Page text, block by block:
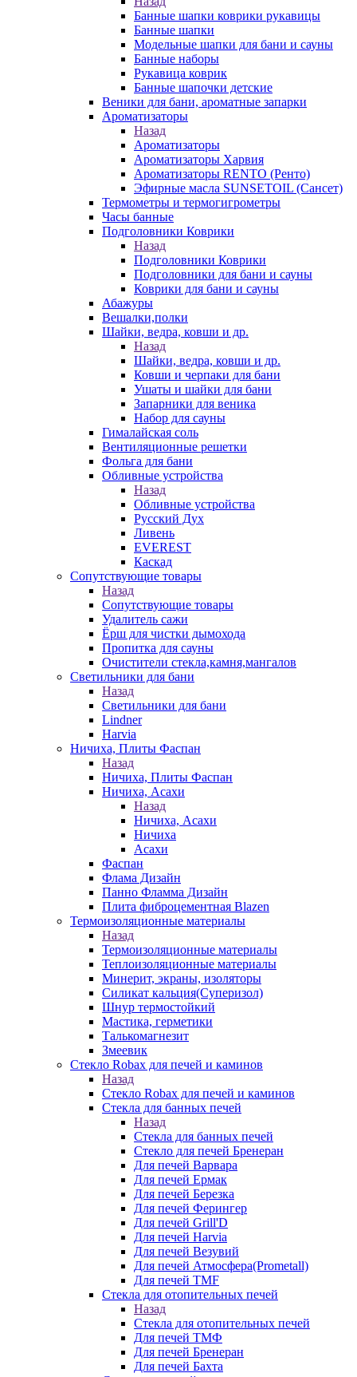
Банные шапки коврики рукавицы
Банные шапки
Модельные шапки для бани и сауны
Банные наборы
Рукавица коврик
Банные шапочки детские
Веники для бани, ароматные запарки
Ароматизаторы
Назад
Ароматизаторы
Ароматизаторы Харвия
Ароматизаторы RENTO (Ренто)
Эфирные масла SUNSETOIL (Сансет)
Термометры и термогигрометры
Часы банные
Подголовники Коврики
Назад
Подголовники Коврики
Подголовники для бани и сауны
Коврики для бани и сауны
Абажуры
Вешалки,полки
Шайки, ведра, ковши и др.
Назад
Шайки, ведра, ковши и др.
Ковши и черпаки для бани
Ушаты и шайки для бани
Запарники для веника
Набор для сауны
Гималайская соль
Вентиляционные решетки
Фольга для бани
Обливные устройства
Назад
Обливные устройства
Русский Дух
Ливень
EVEREST
Каскад
Сопутствующие товары
Назад
Сопутствующие товары
Удалитель сажи
Ёрш для чистки дымохода
Пропитка для сауны
Очистители стекла,камня,мангалов
Светильники для бани
Назад
Светильники для бани
Lindner
Harvia
Ничиха, Плиты Фаспан
Назад
Ничиха, Плиты Фаспан
Ничиха, Асахи
Назад
Ничиха, Асахи
Ничиха
Асахи
Фаспан
Флама Дизайн
Панно Фламма Дизайн
Плита фиброцементная Blazen
Термоизоляционные материалы
Назад
Термоизоляционные материалы
Теплоизоляционные материалы
Минерит, экраны, изоляторы
Силикат кальция(Суперизол)
Шнур термостойкий
Мастика, герметики
Талькомагнезит
Змеевик
Стекло Robax для печей и каминов
Назад
Стекло Robax для печей и каминов
Стекла для банных печей
Назад
Стекла для банных печей
Стекло для печей Бренеран
Для печей Варвара
Для печей Ермак
Для печей Березка
Для печей Ферингер
Для печей Grill'D
Для печей Harvia
Для печей Везувий
Для печей Атмосфера(Prometall)
Для печей TMF
Стекла для отопительных печей
Назад
Стекла для отопительных печей
Для печей ТМФ
Для печей Бренеран
Для печей Бахта